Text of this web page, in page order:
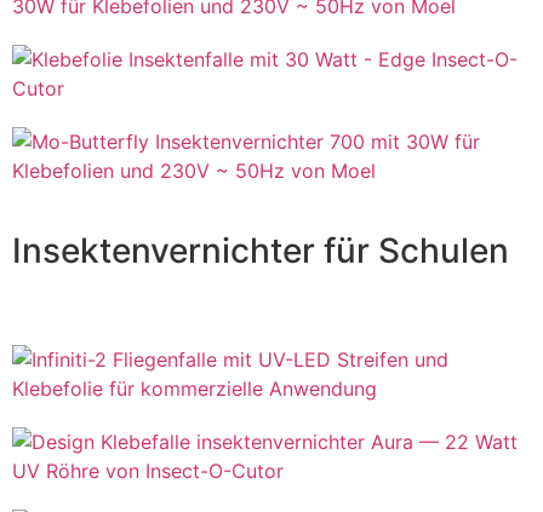
Insektenvernichter für Schulen